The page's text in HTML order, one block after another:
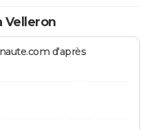
Velleron
d'après